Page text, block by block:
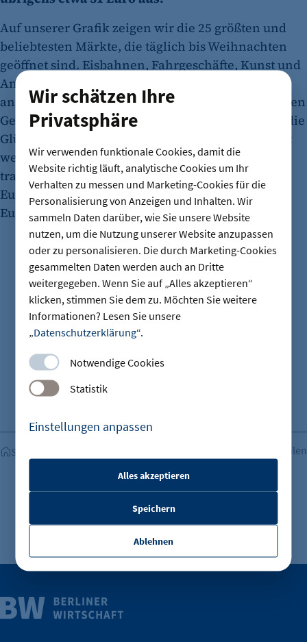
Wir schätzen Ihre
Privatsphäre
Wir verwenden funktionale Cookies, damit die
Website richtig läuft, analytische Cookies um Ihr
Verhalten zu messen und Marketing-Cookies für die
Personalisierung von Anzeigen und Inhalten. Wir
sammeln Daten darüber, wie Sie unsere Website
nutzen, um die Nutzung unserer Website anzupassen
oder zu personalisieren. Die durch Marketing-Cookies
gesammelten Daten werden auch an Dritte
weitergegeben. Wenn Sie auf „Alles akzeptieren“
klicken, stimmen Sie dem zu. Möchten Sie weitere
Informationen? Lesen Sie unsere
„Datenschutzerklärung“.
Notwendige Cookies
Statistik
Einstellungen anpassen
etracker Sitzungs-Cookie
Anbieter:
etracker GmbH
Zweck:
Opt-In Cookie speichert die Entscheidung des
Alles akzeptieren
Ablehnen
Speichern
Wirtschaft.
Weitere Infos
Auf unserer Grafik zeigen wir die 25 größten und
beliebtesten Märkte, die täglich bis Weihnachten
geöffnet sind. Eisbahnen, Fahrgeschäfte, Kunst und
Antiquitäten, einige Märkte kommen besinnlich,
andere mit Volksfestcharakter daher. Es ist für jeden
Geschmack etwas dabei. Und gut zu wissen, dass die
Glühweinpreise verglichen mit dem Vorjahr nicht
weiter gestiegen sind. Im Schnitt kostet das
traditionelle Getränk aus Wein und Gewürzen 5
Euro pro Glas. Die beliebte Variante "mit Schuß" 2
Euro mehr.
Startseite Teilen